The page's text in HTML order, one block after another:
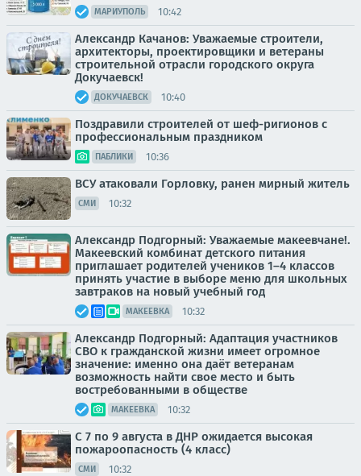
МАРИУПОЛЬ 10:42
Александр Качанов: Уважаемые строители,
архитекторы, проектировщики и ветераны
строительной отрасли городского округа
Докучаевск!
ДОКУЧАЕВСК 10:40
Поздравили строителей от шеф-ригионов с
профессиональным праздником
ПАБЛИКИ 10:36
ВСУ атаковали Горловку, ранен мирный житель
СМИ 10:32
Александр Подгорный: Уважаемые макеевчане!.
Макеевский комбинат детского питания
приглашает родителей учеников 1–4 классов
принять участие в выборе меню для школьных
завтраков на новый учебный год
МАКЕЕВКА 10:32
Александр Подгорный: Адаптация участников
СВО к гражданской жизни имеет огромное
значение: именно она даёт ветеранам
возможность найти свое место и быть
востребованными в обществе
МАКЕЕВКА 10:32
С 7 по 9 августа в ДНР ожидается высокая
пожароопасность (4 класс)
СМИ 10:32